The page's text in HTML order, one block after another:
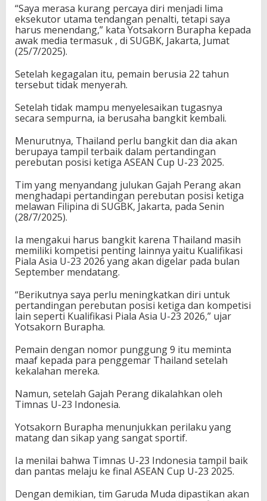
“Saya merasa kurang percaya diri menjadi lima
eksekutor utama tendangan penalti, tetapi saya
harus menendang,” kata Yotsakorn Burapha kepada
awak media termasuk , di SUGBK, Jakarta, Jumat
(25/7/2025).
Setelah kegagalan itu, pemain berusia 22 tahun
tersebut tidak menyerah.
Setelah tidak mampu menyelesaikan tugasnya
secara sempurna, ia berusaha bangkit kembali.
Menurutnya, Thailand perlu bangkit dan dia akan
berupaya tampil terbaik dalam pertandingan
perebutan posisi ketiga ASEAN Cup U-23 2025.
Tim yang menyandang julukan Gajah Perang akan
menghadapi pertandingan perebutan posisi ketiga
melawan Filipina di SUGBK, Jakarta, pada Senin
(28/7/2025).
Ia mengakui harus bangkit karena Thailand masih
memiliki kompetisi penting lainnya yaitu Kualifikasi
Piala Asia U-23 2026 yang akan digelar pada bulan
September mendatang.
“Berikutnya saya perlu meningkatkan diri untuk
pertandingan perebutan posisi ketiga dan kompetisi
lain seperti Kualifikasi Piala Asia U-23 2026,” ujar
Yotsakorn Burapha.
Pemain dengan nomor punggung 9 itu meminta
maaf kepada para penggemar Thailand setelah
kekalahan mereka.
Namun, setelah Gajah Perang dikalahkan oleh
Timnas U-23 Indonesia.
Yotsakorn Burapha menunjukkan perilaku yang
matang dan sikap yang sangat sportif.
Ia menilai bahwa Timnas U-23 Indonesia tampil baik
dan pantas melaju ke final ASEAN Cup U-23 2025.
Dengan demikian, tim Garuda Muda dipastikan akan